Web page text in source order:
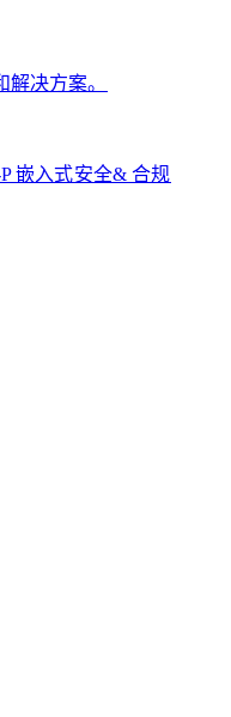
决方案。​​
嵌入式​​安全& 合规​​